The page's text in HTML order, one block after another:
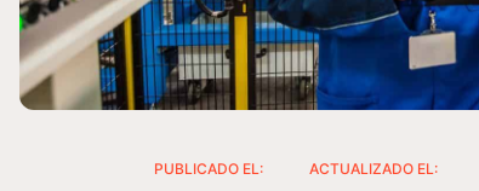
PUBLICADO EL: ACTUALIZADO EL: